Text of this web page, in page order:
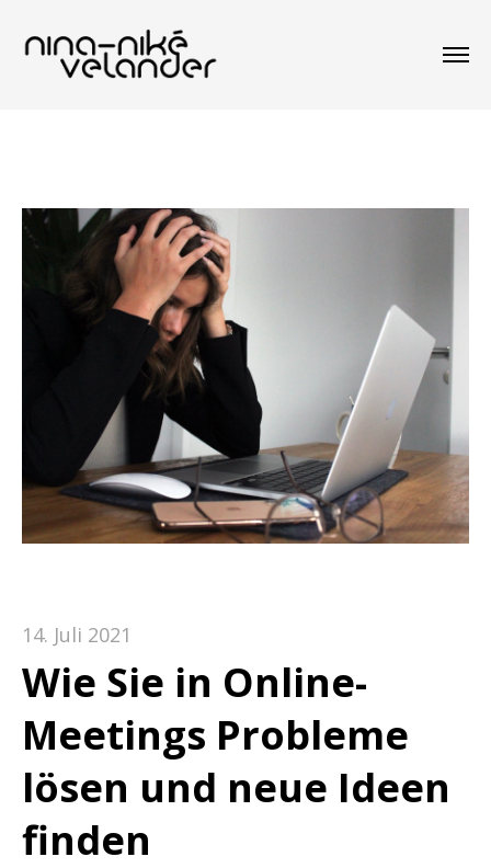
14. Juli 2021
Wie Sie in Online-
Meetings Probleme
lösen und neue Ideen
finden